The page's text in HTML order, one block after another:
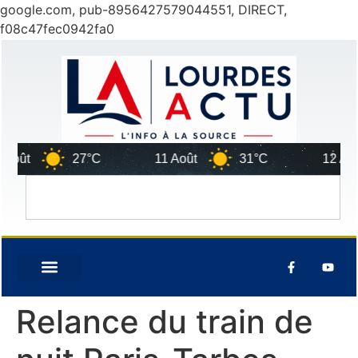
google.com, pub-8956427579044551, DIRECT,
f08c47fec0942fa0
27°C 11 Août 31°C 12 Août
Relance du train de